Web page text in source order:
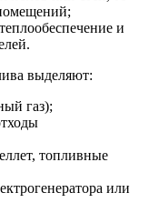
и
выделяют:
газ);
топливные
или